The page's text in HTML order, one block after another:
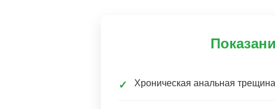
✓ Хроническая анальная трещина